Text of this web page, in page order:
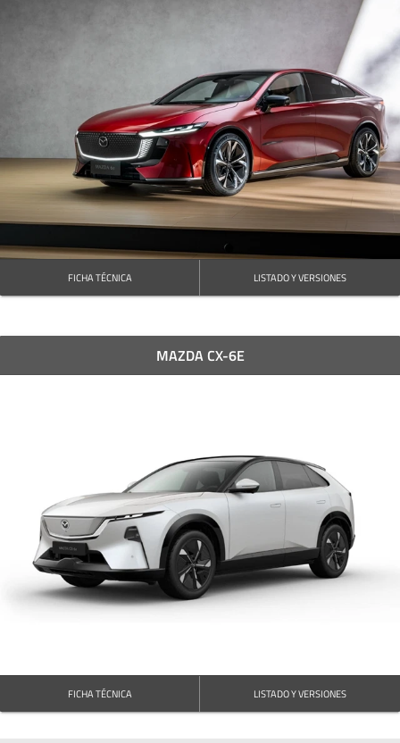
FICHA TÉCNICA LISTADO Y VERSIONES
MAZDA CX-6E
FICHA TÉCNICA LISTADO Y VERSIONES